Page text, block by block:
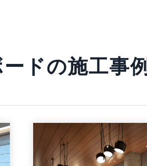
ドの施工事例